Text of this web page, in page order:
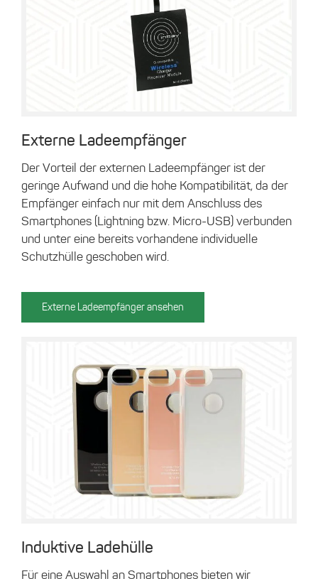
Externe Ladeempfänger
Der Vorteil der externen Ladeempfänger ist der
geringe Aufwand und die hohe Kompatibilität, da der
Empfänger einfach nur mit dem Anschluss des
Smartphones (Lightning bzw. Micro-USB) verbunden
und unter eine bereits vorhandene individuelle
Schutzhülle geschoben wird.
Externe Ladeempfänger ansehen
Induktive Ladehülle
Für eine Auswahl an Smartphones bieten wir